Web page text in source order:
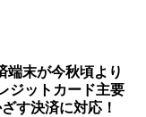
端末が今秋頃より
ジットカード主要
す決済に対応！